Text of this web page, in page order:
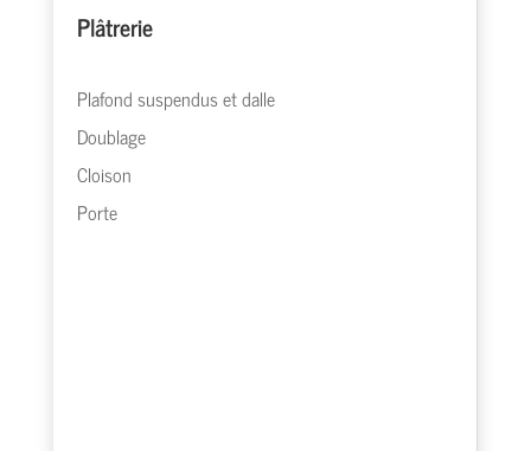
Plâtrerie
Plafond suspendus et dalle
Doublage
Cloison
Porte